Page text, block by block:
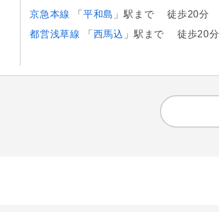
京急本線
「 平和島 」駅まで 徒歩20分
都営浅草線
「 西馬込 」駅まで 徒歩20分